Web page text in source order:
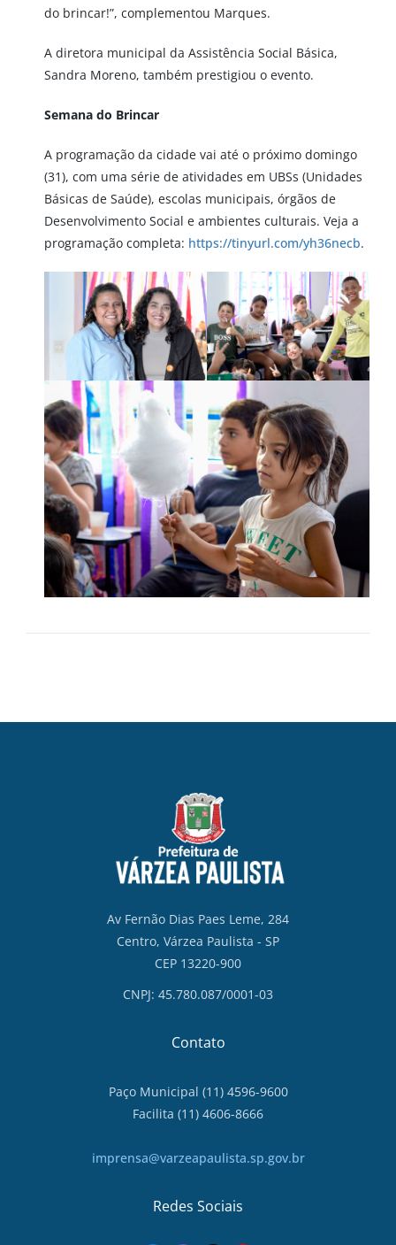
do brincar!”, complementou Marques.
A diretora municipal da Assistência Social Básica,
Sandra Moreno, também prestigiou o evento.
Semana do Brincar
A programação da cidade vai até o próximo domingo
(31), com uma série de atividades em UBSs (Unidades
Básicas de Saúde), escolas municipais, órgãos de
Desenvolvimento Social e ambientes culturais. Veja a
programação completa: https://tinyurl.com/yh36necb.
Av Fernão Dias Paes Leme, 284
Centro, Várzea Paulista - SP
CEP 13220-900
CNPJ: 45.780.087/0001-03
Contato
Paço Municipal (11) 4596-9600
Facilita (11) 4606-8666
imprensa@varzeapaulista.sp.gov.br
Redes Sociais